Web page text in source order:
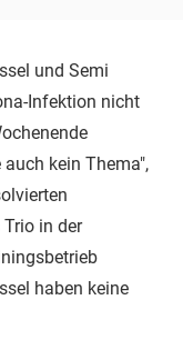
und Semi
Infektion nicht
kein Thema",
in der
haben keine